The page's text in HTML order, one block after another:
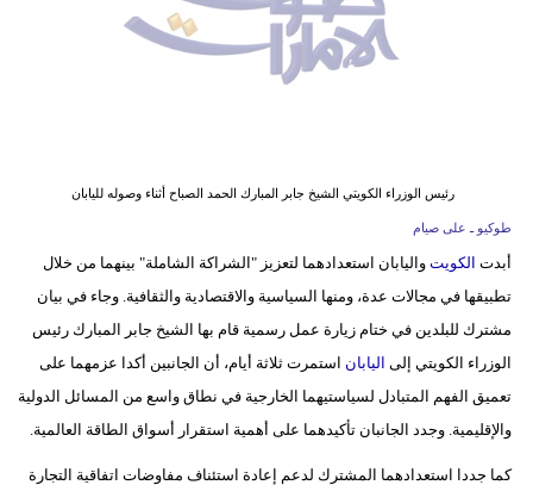
علوم
وتكنولوجيا
بيئة
مدوَّنات
أبراج
رئيس الوزراء الكويتي الشيخ جابر المبارك الحمد الصباح أثناء وصوله لليابان
طوكيو ـ على صيام
أبدت الكويت واليابان استعدادهما لتعزيز "الشراكة الشاملة" بينهما من خلال
تطبيقها في مجالات عدة، ومنها السياسية والاقتصادية والثقافية. وجاء في بيان
مشترك للبلدين في ختام زيارة عمل رسمية قام بها الشيخ جابر المبارك رئيس
الوزراء الكويتي إلى اليابان استمرت ثلاثة أيام، أن الجانبين أكدا عزمهما على
تعميق الفهم المتبادل لسياستيهما الخارجية في نطاق واسع من المسائل الدولية
والإقليمية. وجدد الجانبان تأكيدهما على أهمية استقرار أسواق الطاقة العالمية.
كما جددا استعدادهما المشترك لدعم إعادة استئناف مفاوضات اتفاقية التجارة